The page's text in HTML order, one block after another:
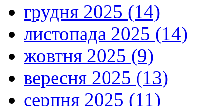
грудня 2025 (14)
листопада 2025 (14)
жовтня 2025 (9)
вересня 2025 (13)
серпня 2025 (11)